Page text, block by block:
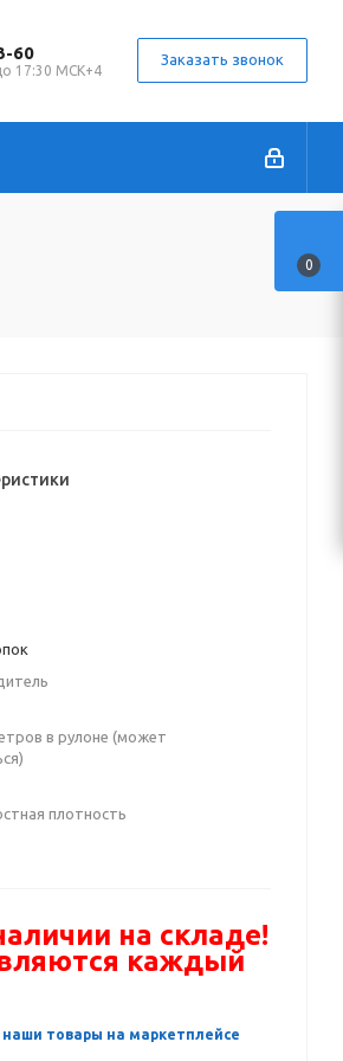
60
17:30 МСК+4
Заказать звонок
в рулоне (может
плотность
на складе!
каждый
товары на маркетплейсе
0